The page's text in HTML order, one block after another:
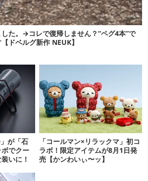
た。→コレで復帰しません？“ペグ4本”で
ドベルグ新作 NEUK】
が「石
でクー
いに！
「コールマン×リラックマ」初コ
ラボ！限定アイテムが8月1日発
売【かンわいぃ〜ッ】